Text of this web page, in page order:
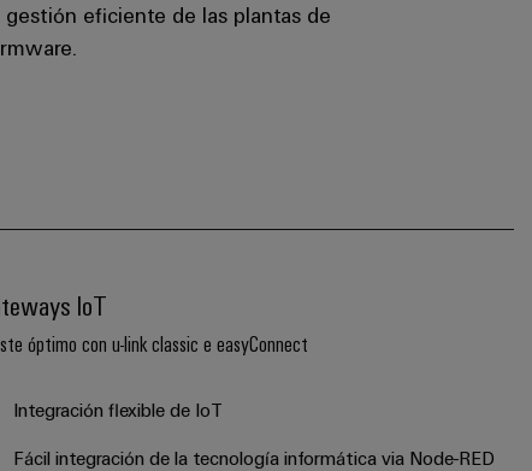
gestión eficiente de las plantas de
IoT
óptimo con u-link classic e easyConnect
Integración flexible de IoT
Fácil integración de la tecnología informática via Node-RED